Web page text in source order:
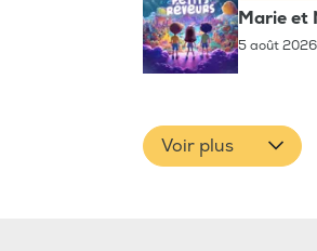
Marie et
5 août 2026
Voir plus